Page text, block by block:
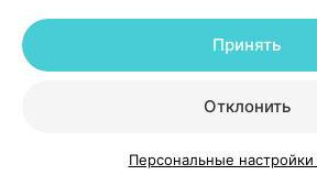
КаталогКорзинаИзбранное
контролировать. Во избежание
нельзя превышать уровень
глюкозы. Для более полного
вводимой в больших дозах,
1 ЕД инсулина на 4-5 г глюкозы.
Отклонить
Принять
Персональные настройки